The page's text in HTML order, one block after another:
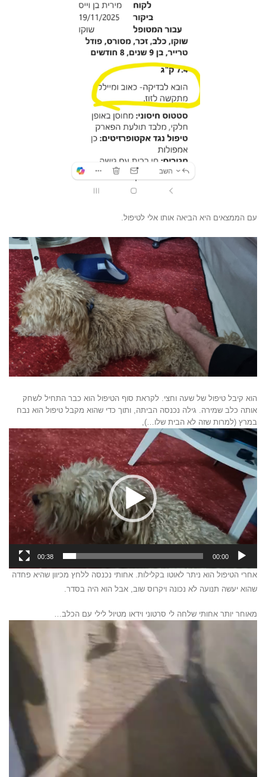
עם הממצאים היא הביאה אותו אלי לטיפול.
הוא קיבל טיפול של שעה וחצי. לקראת סוף הטיפול הוא כבר התחיל לשחק
אותה כלב שמירה. גילה נכנסה הביתה, ותוך כדי שהוא מקבל טיפול הוא נבח
במרץ (למרות שזה לא הבית שלו…),
נגן
וידאו
00:00
00:38
אחרי הטיפול הוא ניתר לאוטו בקלילות. אחותי נכנסה ללחץ מכיוון שהיא פחדה
שהוא יעשה תנועה לא נכונה ויקרוס שוב, אבל הוא היה בסדר.
מאוחר יותר אחותי שלחה לי סרטוני וידאו מטיול לילי עם הכלב…